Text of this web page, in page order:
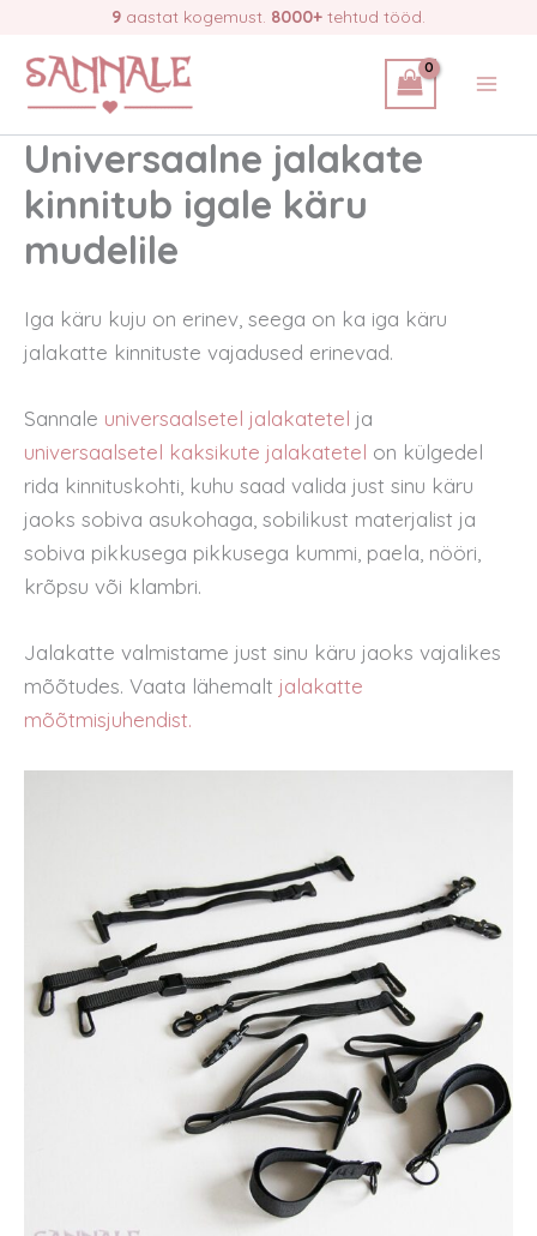
content
9 aastat kogemust. 8000+ tehtud tööd.
Universaalne jalakate
kinnitub igale käru
mudelile
Iga käru kuju on erinev, seega on ka iga käru
jalakatte kinnituste vajadused erinevad.
Sannale universaalsetel jalakatetel ja
universaalsetel kaksikute jalakatetel on külgedel
rida kinnituskohti, kuhu saad valida just sinu käru
jaoks sobiva asukohaga, sobilikust materjalist ja
sobiva pikkusega pikkusega kummi, paela, nööri,
krõpsu või klambri.
Jalakatte valmistame just sinu käru jaoks vajalikes
mõõtudes. Vaata lähemalt jalakatte
mõõtmisjuhendist.